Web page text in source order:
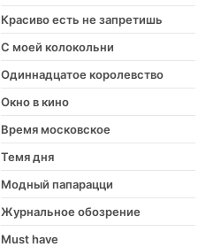
Красиво есть не запретишь
С моей колокольни
Одиннадцатое королевство
Окно в кино
Время московское
Темя дня
Модный папарацци
Журнальное обозрение
Must have